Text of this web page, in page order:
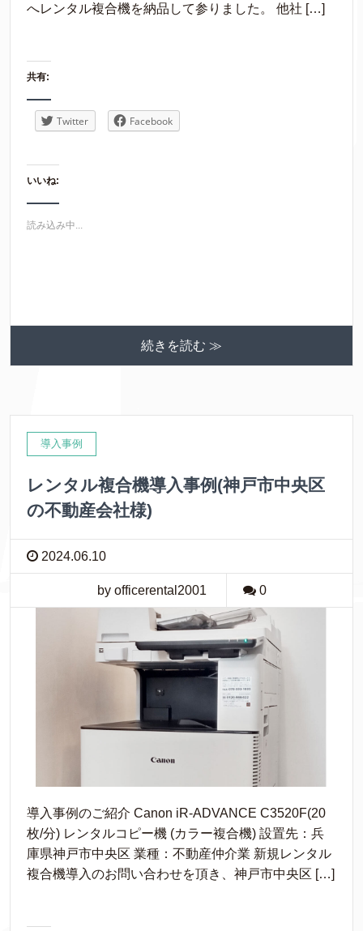
へレンタル複合機を納品して参りました。 他社 […]
共有:
Twitter Facebook
いいね:
読み込み中...
続きを読む ≫
導入事例
レンタル複合機導入事例(神戸市中央区
の不動産会社様)
2024.06.10
by officerental2001 0
導入事例のご紹介 Canon iR-ADVANCE C3520F(20
枚/分) レンタルコピー機 (カラー複合機) 設置先：兵
庫県神戸市中央区 業種：不動産仲介業 新規レンタル
複合機導入のお問い合わせを頂き、神戸市中央区 […]